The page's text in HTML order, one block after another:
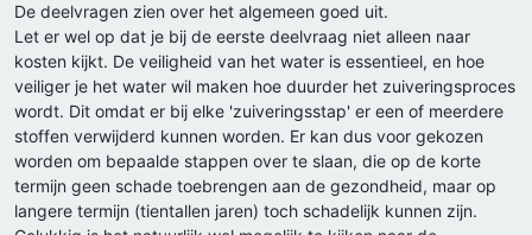
De deelvragen zien over het algemeen goed uit.
Let er wel op dat je bij de eerste deelvraag niet alleen naar
kosten kijkt. De veiligheid van het water is essentieel, en hoe
veiliger je het water wil maken hoe duurder het zuiveringsproces
wordt. Dit omdat er bij elke 'zuiveringsstap' er een of meerdere
stoffen verwijderd kunnen worden. Er kan dus voor gekozen
worden om bepaalde stappen over te slaan, die op de korte
termijn geen schade toebrengen aan de gezondheid, maar op
langere termijn (tientallen jaren) toch schadelijk kunnen zijn.